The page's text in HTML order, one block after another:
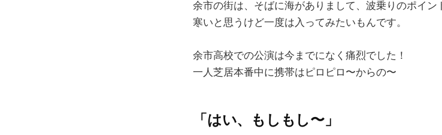
余市の街は、そばに海がありまして、波乗りのポイ
寒いと思うけど一度は入ってみたいもんです。
余市高校での公演は今までになく痛烈でした！
一人芝居本番中に携帯はピロピロ〜からの〜
「はい、もしもし〜」